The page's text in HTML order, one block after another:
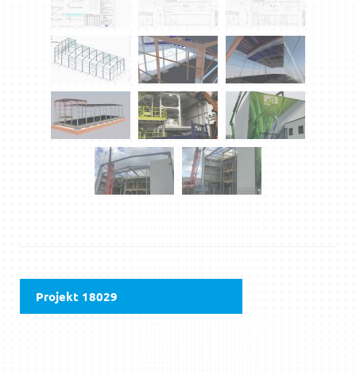
Projekt 18029